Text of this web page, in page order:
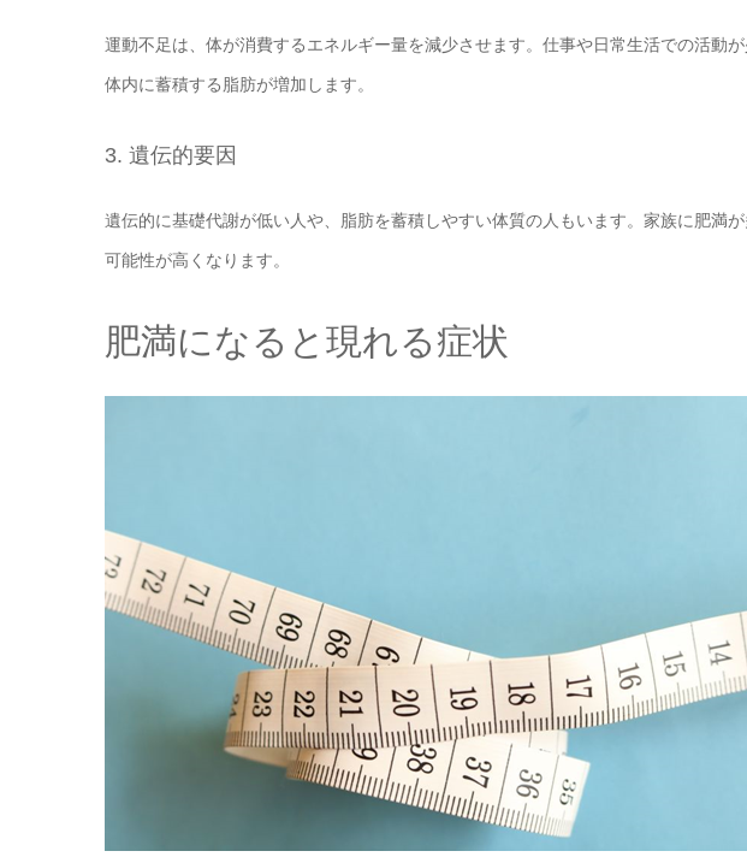
運動不足は、体が消費するエネルギー量を減少させます。仕事や日常生活での活動
体内に蓄積する脂肪が増加します。
3. 遺伝的要因
遺伝的に基礎代謝が低い人や、脂肪を蓄積しやすい体質の人もいます。家族に肥満
可能性が高くなります。
肥満になると現れる症状